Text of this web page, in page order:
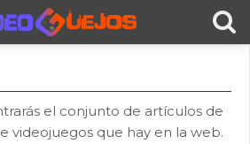
el conjunto de artículos de
videojuegos que hay en la web.